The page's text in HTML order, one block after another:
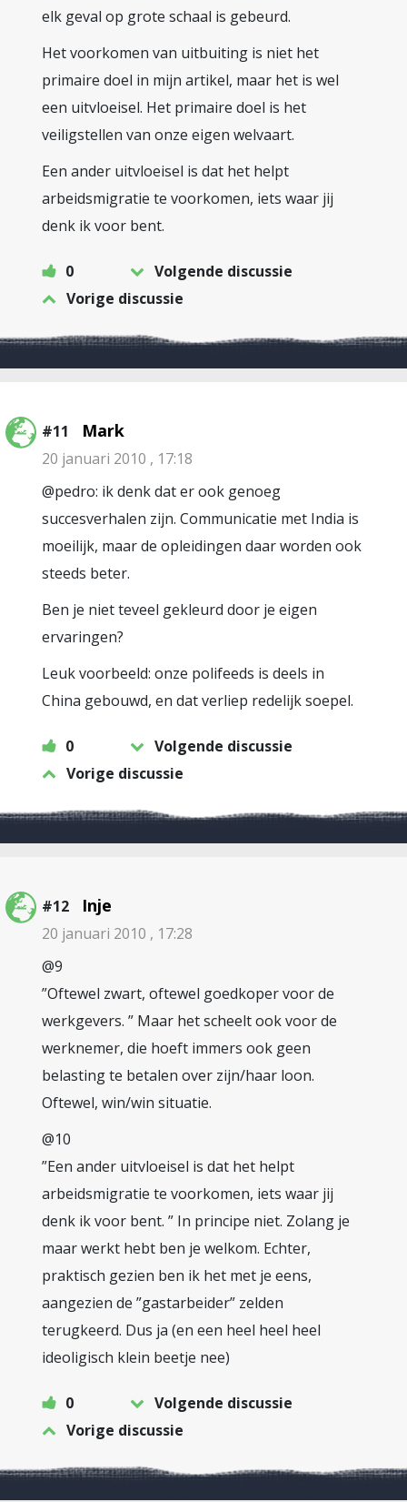
elk geval op grote schaal is gebeurd.
Het voorkomen van uitbuiting is niet het
primaire doel in mijn artikel, maar het is wel
een uitvloeisel. Het primaire doel is het
veiligstellen van onze eigen welvaart.
Een ander uitvloeisel is dat het helpt
arbeidsmigratie te voorkomen, iets waar jij
denk ik voor bent.
0
Volgende discussie
Vorige discussie
#11 Mark
20 januari 2010 , 17:18
@pedro: ik denk dat er ook genoeg
succesverhalen zijn. Communicatie met India is
moeilijk, maar de opleidingen daar worden ook
steeds beter.
Ben je niet teveel gekleurd door je eigen
ervaringen?
Leuk voorbeeld: onze polifeeds is deels in
China gebouwd, en dat verliep redelijk soepel.
0
Volgende discussie
Vorige discussie
#12 Inje
20 januari 2010 , 17:28
@9
”Oftewel zwart, oftewel goedkoper voor de
werkgevers. ” Maar het scheelt ook voor de
werknemer, die hoeft immers ook geen
belasting te betalen over zijn/haar loon.
Oftewel, win/win situatie.
@10
”Een ander uitvloeisel is dat het helpt
arbeidsmigratie te voorkomen, iets waar jij
denk ik voor bent. ” In principe niet. Zolang je
maar werkt hebt ben je welkom. Echter,
praktisch gezien ben ik het met je eens,
aangezien de ”gastarbeider” zelden
terugkeerd. Dus ja (en een heel heel heel
ideoligisch klein beetje nee)
0
Volgende discussie
Vorige discussie